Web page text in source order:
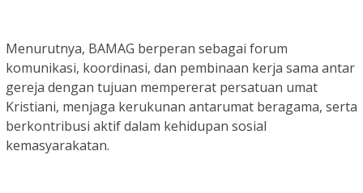
Menurutnya, BAMAG berperan sebagai forum
komunikasi, koordinasi, dan pembinaan kerja sama antar
gereja dengan tujuan mempererat persatuan umat
Kristiani, menjaga kerukunan antarumat beragama, serta
berkontribusi aktif dalam kehidupan sosial
kemasyarakatan.